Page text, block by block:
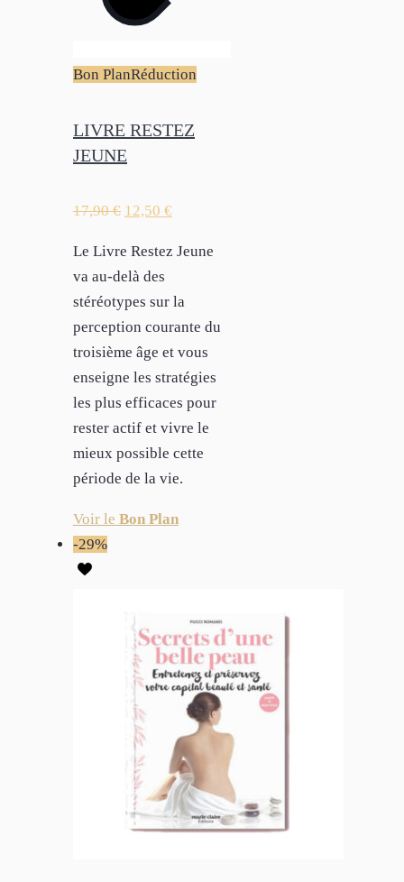
Bon PlanRéduction
LIVRE RESTEZ
JEUNE
17,90€ 12,50 €
Le Livre Restez Jeune
va au-delà des
stéréotypes sur la
perception courante du
troisième âge et vous
enseigne les stratégies
les plus efficaces pour
rester actif et vivre le
mieux possible cette
période de la vie.
Voir le Bon Plan
-29%